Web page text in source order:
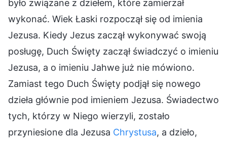
było związane z dziełem, które zamierzał
wykonać. Wiek Łaski rozpoczął się od imienia
Jezusa. Kiedy Jezus zaczął wykonywać swoją
posługę, Duch Święty zaczął świadczyć o imieniu
Jezusa, a o imieniu Jahwe już nie mówiono.
Zamiast tego Duch Święty podjął się nowego
dzieła głównie pod imieniem Jezusa. Świadectwo
tych, którzy w Niego wierzyli, zostało
przyniesione dla Jezusa Chrystusa, a dzieło,